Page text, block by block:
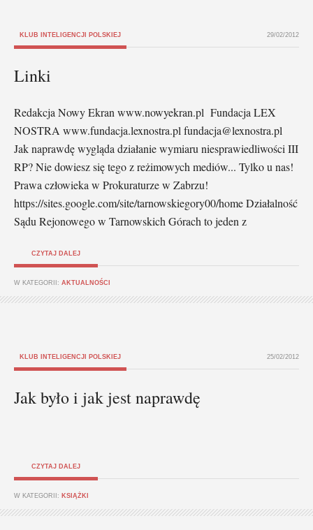
KLUB INTELIGENCJI POLSKIEJ 29/02/2012
Linki
Redakcja Nowy Ekran www.nowyekran.pl Fundacja LEX
NOSTRA www.fundacja.lexnostra.pl fundacja@lexnostra.pl
Jak naprawdę wygląda działanie wymiaru niesprawiedliwości III
RP? Nie dowiesz się tego z reżimowych mediów... Tylko u nas!
Prawa człowieka w Prokuraturze w Zabrzu!
https://sites.google.com/site/tarnowskiegory00/home Działalność
Sądu Rejonowego w Tarnowskich Górach to jeden z
CZYTAJ DALEJ
W KATEGORII: AKTUALNOŚCI
KLUB INTELIGENCJI POLSKIEJ 25/02/2012
Jak było i jak jest naprawdę
CZYTAJ DALEJ
W KATEGORII: KSIĄŻKI